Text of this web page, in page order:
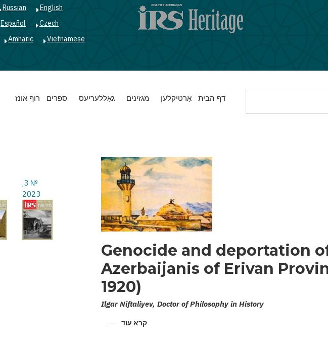
English
Russian
Czech
Español
Vietnamese
Amharic
Main
navigation
דף הבית אַרטיקלען מגזינים גאַללעריעס ספרים רוף אונז
Genocide and deportation
Azerbaijanis of Erivan
1920)
Ilgar Niftaliyev, Doctor of Philosophy in History
קרא עוד על
№ 3,
2023